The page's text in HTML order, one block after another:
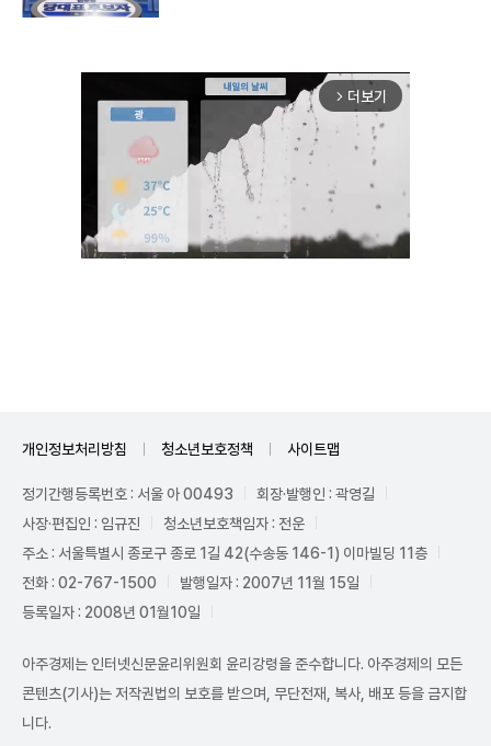
arrow_forward_ios 더보기
개인정보처리방침 청소년보호정책 사이트맵
정기간행등록번호 : 서울 아 00493
회장·발행인 : 곽영길
사장·편집인 : 임규진
청소년보호책임자 : 전운
주소 : 서울특별시 종로구 종로 1길 42(수송동 146-1) 이마빌딩 11층
전화 : 02-767-1500
발행일자 : 2007년 11월 15일
등록일자 : 2008년 01월10일
아주경제는 인터넷신문윤리위원회 윤리강령을 준수합니다. 아주경제의 모든
콘텐츠(기사)는 저작권법의 보호를 받으며, 무단전재, 복사, 배포 등을 금지합
니다.